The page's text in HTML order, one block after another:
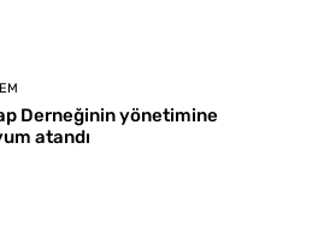
Derneğinin yönetimine
atandı